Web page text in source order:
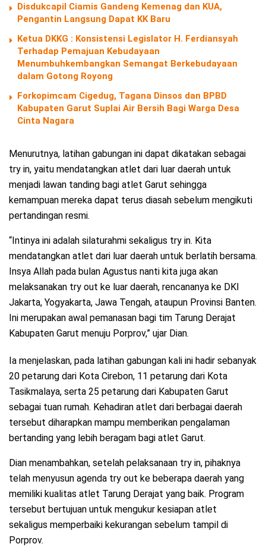
Disdukcapil Ciamis Gandeng Kemenag dan KUA,
Pengantin Langsung Dapat KK Baru
Ketua DKKG : Konsistensi Legislator H. Ferdiansyah
Terhadap Pemajuan Kebudayaan
Menumbuhkembangkan Semangat Berkebudayaan
dalam Gotong Royong
Forkopimcam Cigedug, Tagana Dinsos dan BPBD
Kabupaten Garut Suplai Air Bersih Bagi Warga Desa
Cinta Nagara
Menurutnya, latihan gabungan ini dapat dikatakan sebagai
try in, yaitu mendatangkan atlet dari luar daerah untuk
menjadi lawan tanding bagi atlet Garut sehingga
kemampuan mereka dapat terus diasah sebelum mengikuti
pertandingan resmi.
“Intinya ini adalah silaturahmi sekaligus try in. Kita
mendatangkan atlet dari luar daerah untuk berlatih bersama.
Insya Allah pada bulan Agustus nanti kita juga akan
melaksanakan try out ke luar daerah, rencananya ke DKI
Jakarta, Yogyakarta, Jawa Tengah, ataupun Provinsi Banten.
Ini merupakan awal pemanasan bagi tim Tarung Derajat
Kabupaten Garut menuju Porprov,” ujar Dian.
Ia menjelaskan, pada latihan gabungan kali ini hadir sebanyak
20 petarung dari Kota Cirebon, 11 petarung dari Kota
Tasikmalaya, serta 25 petarung dari Kabupaten Garut
sebagai tuan rumah. Kehadiran atlet dari berbagai daerah
tersebut diharapkan mampu memberikan pengalaman
bertanding yang lebih beragam bagi atlet Garut.
Dian menambahkan, setelah pelaksanaan try in, pihaknya
telah menyusun agenda try out ke beberapa daerah yang
memiliki kualitas atlet Tarung Derajat yang baik. Program
tersebut bertujuan untuk mengukur kesiapan atlet
sekaligus memperbaiki kekurangan sebelum tampil di
Porprov.